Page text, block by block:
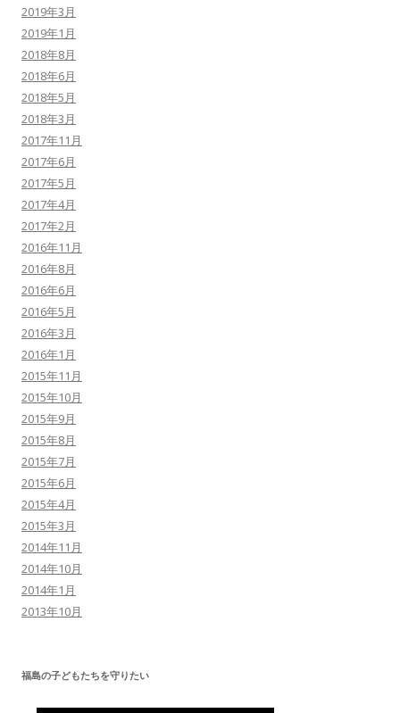
2019年3月
2019年1月
2018年8月
2018年6月
2018年5月
2018年3月
2017年11月
2017年6月
2017年5月
2017年4月
2017年2月
2016年11月
2016年8月
2016年6月
2016年5月
2016年3月
2016年1月
2015年11月
2015年10月
2015年9月
2015年8月
2015年7月
2015年6月
2015年4月
2015年3月
2014年11月
2014年10月
2014年1月
2013年10月
福島の子どもたちを守りたい